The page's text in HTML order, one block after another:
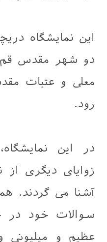
این نمایشگاه
دو شهر مقدس قم
معلی و عتبات
رود.
در این
زوایای دیگری
آشنا می گردند.
سوالات خود
عظیم و میلیونی